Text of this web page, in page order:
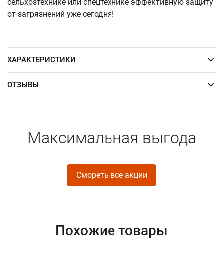
сельхозтехнике или спецтехнике эффективную защиту
от загрязнений уже сегодня!
ХАРАКТЕРИСТИКИ
ОТЗЫВЫ
Максимальная выгода
Смореть все акции
Похожие товары